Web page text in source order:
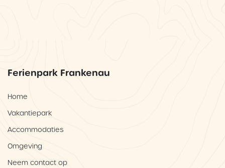
Ferienpark Frankenau
Home
Vakantiepark
Accommodaties
Omgeving
Neem contact op